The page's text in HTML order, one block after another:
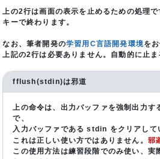
上の2行は画面の表示を止めるための処理
キーで終わります。
なお、筆者開発の学習用C言語開発環境を
上記の2行は必要ありません。自動的に止ま
fflush(stdin)は邪道
上の命令は、出力バッファを強制出力
で、
入力バッファである stdin をクリアして
これは正しい使い方ではありません。 邪
この使用方法は練習段階でのみ使い、実